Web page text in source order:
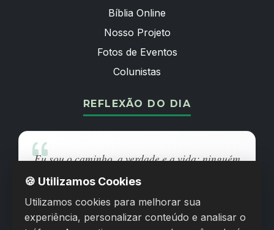
Bíblia Online
Nosso Projeto
Fotos de Eventos
Colunistas
REFLEXÃO DO DIA
Eu sou o caminho, a verdade e a vida; ninguém
vem ao Pai senão por mim.
JOÃO 14:6
🍪 Utilizamos Cookies
Utilizamos cookies para melhorar sua
experiência, personalizar conteúdo e analisar o